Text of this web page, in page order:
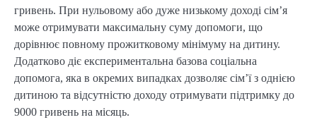
гривень. При нульовому або дуже низькому доході сім’я
може отримувати максимальну суму допомоги, що
дорівнює повному прожитковому мінімуму на дитину.
Додатково діє експериментальна базова соціальна
допомога, яка в окремих випадках дозволяє сім’ї з однією
дитиною та відсутністю доходу отримувати підтримку до
9000 гривень на місяць.